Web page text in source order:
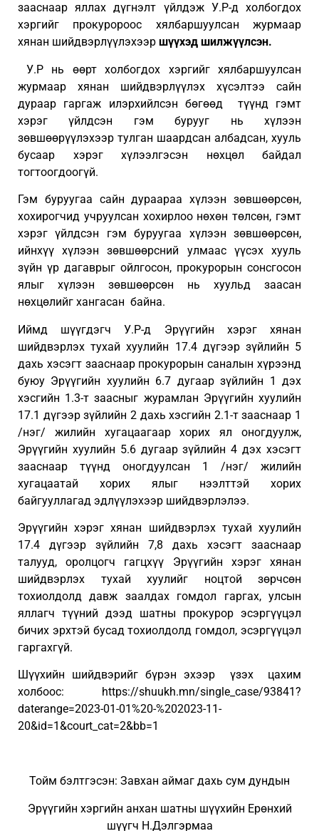
зааснаар яллах дүгнэлт үйлдэж У.Р-д холбогдох
хэргийг прокуророос хялбаршуулсан журмаар
хянан шийдвэрлүүлэхээр шүүхэд шилжүүлсэн.
У.Р нь өөрт холбогдох хэргийг хялбаршуулсан
журмаар хянан шийдвэрлүүлэх хүсэлтээ сайн
дураар гаргаж илэрхийлсэн бөгөөд түүнд гэмт
хэрэг үйлдсэн гэм бурууг нь хүлээн
зөвшөөрүүлэхээр тулган шаардсан албадсан, хууль
бусаар хэрэг хүлээлгэсэн нөхцөл байдал
тогтоогдоогүй.
Гэм буруугаа сайн дураараа хүлээн зөвшөөрсөн,
хохирогчид учруулсан хохирлоо нөхөн төлсөн, гэмт
хэрэг үйлдсэн гэм буруугаа хүлээн зөвшөөрсөн,
ийнхүү хүлээн зөвшөөрсний улмаас үүсэх хууль
зүйн үр дагаврыг ойлгосон, прокурорын сонсгосон
ялыг хүлээн зөвшөөрсөн нь хуульд заасан
нөхцөлийг хангасан байна.
Иймд шүүгдэгч У.Р-д Эрүүгийн хэрэг хянан
шийдвэрлэх тухай хуулийн 17.4 дүгээр зүйлийн 5
дахь хэсэгт зааснаар прокурорын саналын хүрээнд
буюу Эрүүгийн хуулийн 6.7 дугаар зүйлийн 1 дэх
хэсгийн 1.3-т заасныг журамлан Эрүүгийн хуулийн
17.1 дүгээр зүйлийн 2 дахь хэсгийн 2.1-т зааснаар 1
/нэг/ жилийн хугацаагаар хорих ял оногдуулж,
Эрүүгийн хуулийн 5.6 дугаар зүйлийн 4 дэх хэсэгт
зааснаар түүнд оногдуулсан 1 /нэг/ жилийн
хугацаатай хорих ялыг нээлттэй хорих
байгууллагад эдлүүлэхээр шийдвэрлэлээ.
Эрүүгийн хэрэг хянан шийдвэрлэх тухай хуулийн
17.4 дүгээр зүйлийн 7,8 дахь хэсэгт зааснаар
талууд, оролцогч гагцхүү Эрүүгийн хэрэг хянан
шийдвэрлэх тухай хуулийг ноцтой зөрчсөн
тохиолдолд давж заалдах гомдол гаргах, улсын
яллагч түүний дээд шатны прокурор эсэргүүцэл
бичих эрхтэй бусад тохиолдолд гомдол, эсэргүүцэл
гаргахгүй.
Шүүхийн шийдвэрийг бүрэн эхээр үзэх цахим
холбоос: https://shuukh.mn/single_case/93841?
daterange=2023-01-01%20-%202023-11-
20&id=1&court_cat=2&bb=1
Тойм бэлтгэсэн: Завхан аймаг дахь сум дундын
Эрүүгийн хэргийн анхан шатны шүүхийн Ерөнхий
шүүгч Н.Дэлгэрмаа